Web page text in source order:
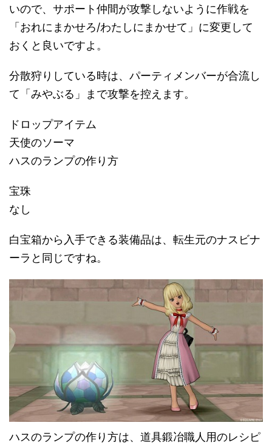
いので、サポート仲間が攻撃しないように作戦を
「おれにまかせろ/わたしにまかせて」に変更して
おくと良いですよ。
分散狩りしている時は、パーティメンバーが合流し
て「みやぶる」まで攻撃を控えます。
ドロップアイテム
天使のソーマ
ハスのランプの作り方
宝珠
なし
白宝箱から入手できる装備品は、転生元のナスビナ
ーラと同じですね。
ハスのランプの作り方は、道具鍛冶職人用のレシピ